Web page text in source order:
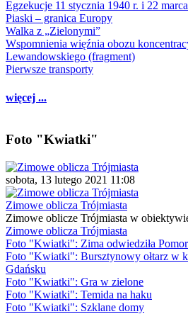
Egzekucje 11 stycznia 1940 r. i 22
Piaski – granica Europy
Walka z „Zielonymi”
Wspomnienia więźnia obozu
Lewandowskiego (fragment)
Pierwsze transporty
więcej ...
Foto "Kwiatki"
sobota, 13 lutego 2021 11:08
Zimowe oblicza Trójmiasta
Zimowe oblicze Trójmiasta w
Zimowe oblicza Trójmiasta
Foto "Kwiatki": Zima odwiedziła
Foto "Kwiatki": Bursztynowy ołtarz w
Gdańsku
Foto "Kwiatki": Gra w zielone
Foto "Kwiatki": Temida na haku
Foto "Kwiatki": Szklane domy